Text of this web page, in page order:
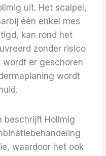
uit. Het scalpel,
één enkel mes
kan rond het
zonder risico
wordt er geschoren
wordt
beschrijft Hollmig
waardoor het ook